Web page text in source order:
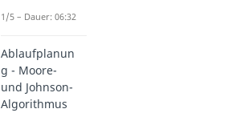
1/5 – Dauer: 06:32
Ablaufplanun
g - Moore-
und Johnson-
Algorithmus